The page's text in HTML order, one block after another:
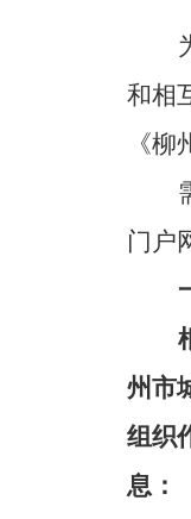
和相
《柳
门户
州市
组织
息：